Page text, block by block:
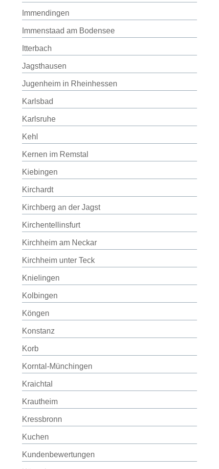
Immendingen
Immenstaad am Bodensee
Itterbach
Jagsthausen
Jugenheim in Rheinhessen
Karlsbad
Karlsruhe
Kehl
Kernen im Remstal
Kiebingen
Kirchardt
Kirchberg an der Jagst
Kirchentellinsfurt
Kirchheim am Neckar
Kirchheim unter Teck
Knielingen
Kolbingen
Köngen
Konstanz
Korb
Korntal-Münchingen
Kraichtal
Krautheim
Kressbronn
Kuchen
Kundenbewertungen